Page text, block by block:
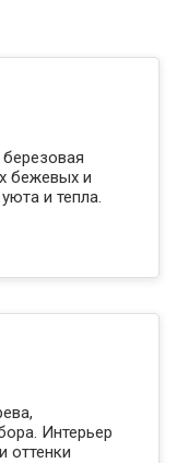
бежевых и
и тепла.
Интерьер
оттенки